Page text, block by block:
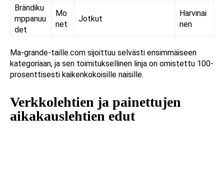
Brändiku
mppanuu
det
Mo
net
Jotkut
Harvinai
nen
Ma-grande-taille.com sijoittuu selvästi ensimmäiseen
kategoriaan, ja sen toimituksellinen linja on omistettu 100-
prosenttisesti kaikenkokoisille naisille.
Verkkolehtien ja painettujen
aikakauslehtien edut